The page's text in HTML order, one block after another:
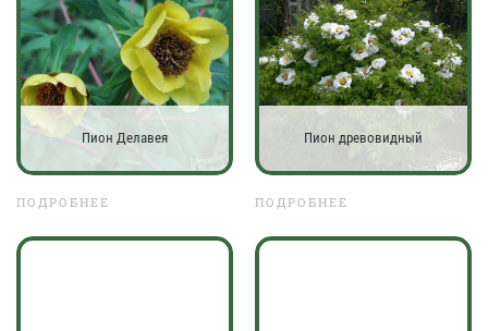
Пион Делавея
ПОДРОБНЕЕ
Пион древовидный
ПОДРОБНЕЕ